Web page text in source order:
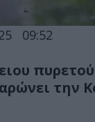
09:52
την